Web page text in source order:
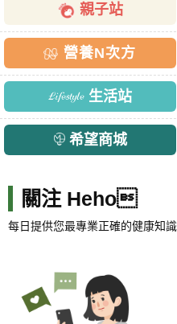
親子站
營養N次方
生活站
希望商城
關注 Heho
每日提供您最專業正確的健康知識